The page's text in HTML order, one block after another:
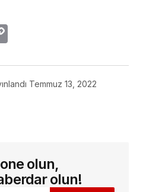
Temmuz 13, 2022
olun,
olun!